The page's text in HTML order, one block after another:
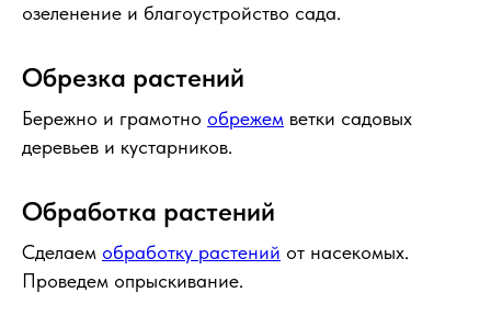
озеленение и благоустройство сада.
Обрезка растений
Бережно и грамотно обрежем ветки садовых
деревьев и кустарников.
Обработка растений
Сделаем обработку растений от насекомых.
Проведем опрыскивание.